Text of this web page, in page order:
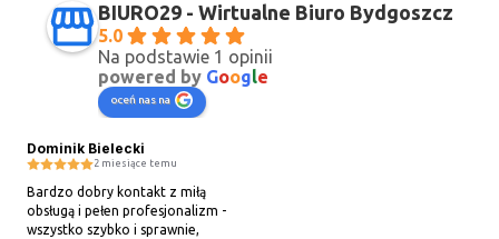
BIURO29 - Wirtualne Biuro Bydgoszcz
5.0
Na podstawie 1 opinii
powered by Google
oceń nas na
Dominik Bielecki
2 miesiące temu
Bardzo dobry kontakt z miłą
obsługą i pełen profesjonalizm -
wszystko szybko i sprawnie,